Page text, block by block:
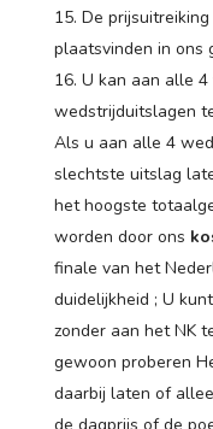
De
plaatsvinden in ons
U kan aan alle
wedstrijduitslagen
Als u aan alle 4
slechtste uitslag
het hoogste
worden door ons
finale van het
duidelijkheid ; U
zonder aan het NK
gewoon proberen
daarbij laten of